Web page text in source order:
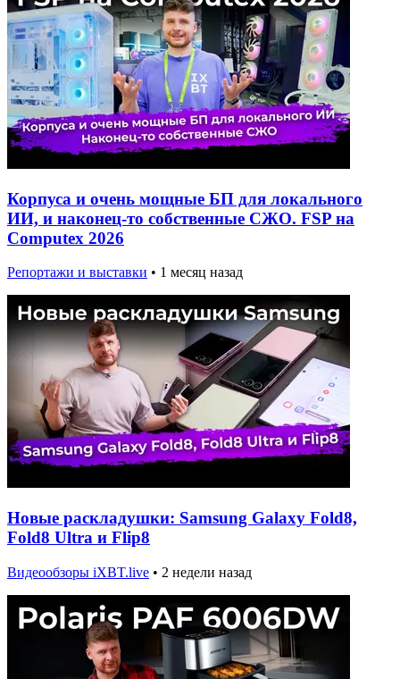
Корпуса и очень мощные БП для локального
ИИ, и наконец-то собственные СЖО. FSP на
Computex 2026
Репортажи и выставки • 1 месяц назад
Новые раскладушки: Samsung Galaxy Fold8,
Fold8 Ultra и Flip8
Видеообзоры iXBT.live • 2 недели назад